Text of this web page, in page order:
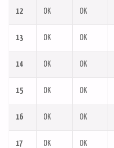
12 OK OK
13 OK OK
14 OK OK
15 OK OK
16 OK OK
17 OK OK